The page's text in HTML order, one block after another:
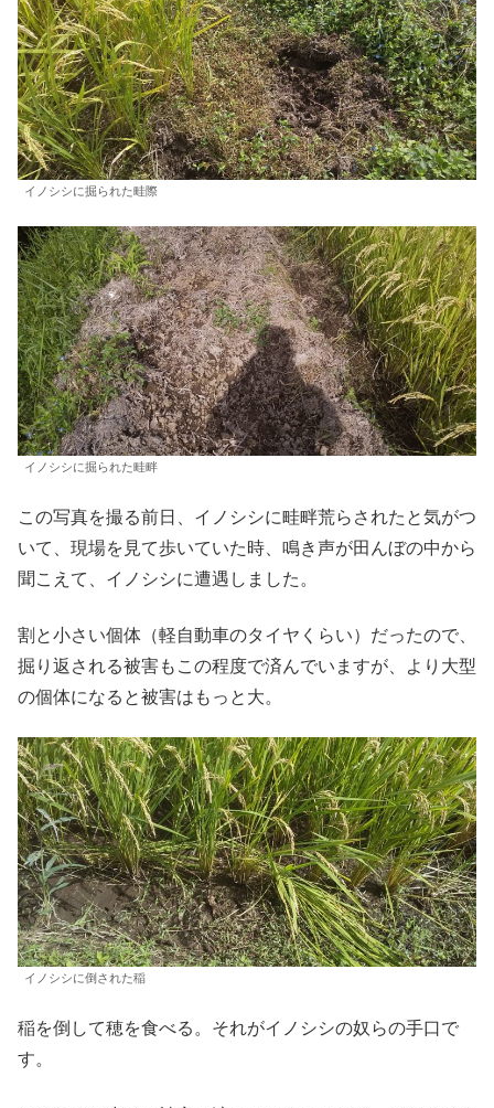
イノシシに掘られた畦際
イノシシに掘られた畦畔
この写真を撮る前日、イノシシに畦畔荒らされたと気がつ
いて、現場を見て歩いていた時、鳴き声が田んぼの中から
聞こえて、イノシシに遭遇しました。
割と小さい個体（軽自動車のタイヤくらい）だったので、
掘り返される被害もこの程度で済んでいますが、より大型
の個体になると被害はもっと大。
イノシシに倒された稲
稲を倒して穂を食べる。それがイノシシの奴らの手口で
す。